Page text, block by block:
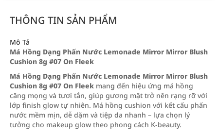
THÔNG TIN SẢN PHẨM
Mô Tả
Má Hồng Dạng Phấn Nước Lemonade Mirror Mirror Blush
Cushion 8g #07 On Fleek
Má Hồng Dạng Phấn Nước Lemonade Mirror Mirror Blush
Cushion 8g #07 On Fleek mang đến hiệu ứng má hồng
căng mọng và tươi tắn, giúp gương mặt trở nên rạng rỡ với
lớp finish glow tự nhiên. Má hồng cushion với kết cấu phấn
nước mềm mịn, dễ dặm và tiệp da nhanh – lựa chọn lý
tưởng cho makeup glow theo phong cách K-beauty.